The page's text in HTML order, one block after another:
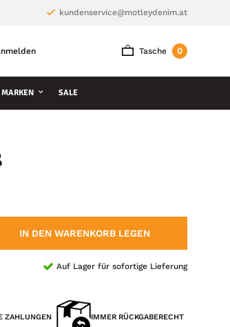
kundenservice@motleydenim.at
Tasche 0
MARKEN SALE
IN DEN WARENKORB LEGEN
Auf Lager für sofortige Lieferung
ZAHLUNGEN IMMER RÜCKGABERECHT